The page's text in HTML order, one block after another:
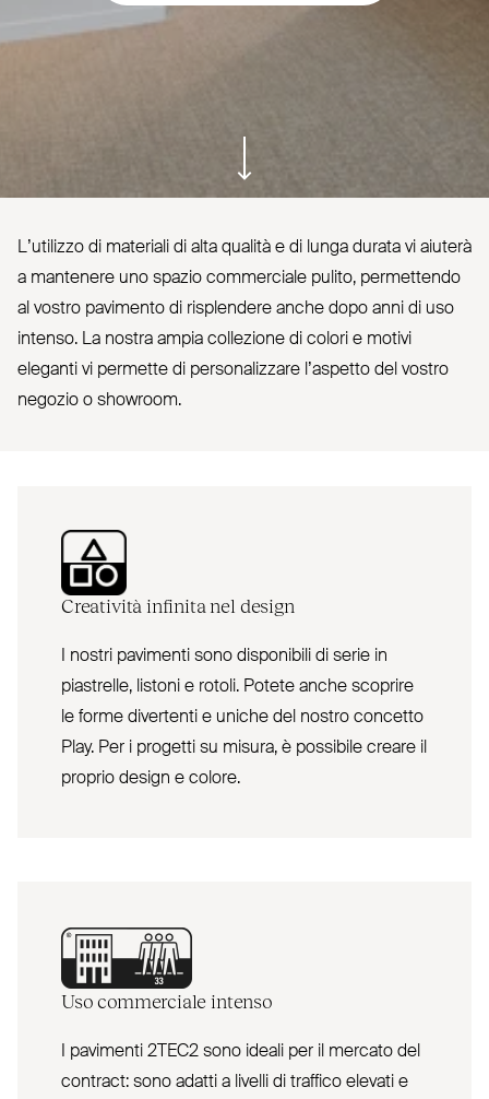
ui.scroll-down
L’u­tilizzo di materiali di alta qualità e di lunga durata vi aiuterà
a mantenere uno spazio com­merciale pulito, per­mettendo
al vostro pavimento di risplendere anche dopo anni di uso
intenso. La nostra ampia col­lezione di colori e motivi
eleganti vi permette di per­so­na­lizzare l’aspetto del vostro
negozio o showroom.
Creatività infinita nel design
I nostri pavimenti sono disponibili di serie in
piastrelle, listoni e rotoli. Potete anche scoprire
le forme divertenti e uniche del nostro concetto
Play. Per i progetti su misura, è possibile creare il
proprio design e colore.
Uso commerciale intenso
I pavimenti 2TEC2 sono ideali per il mercato del
contract: sono adatti a livelli di traffico elevati e